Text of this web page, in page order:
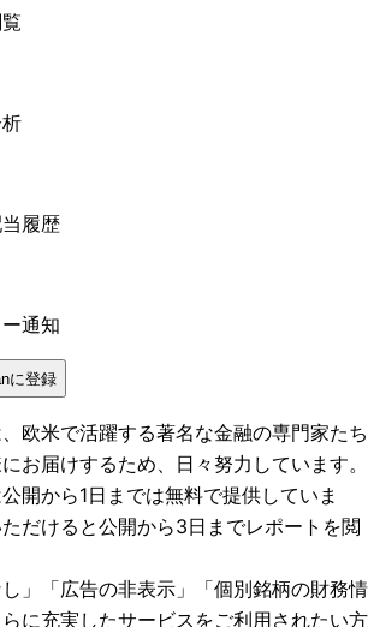
履歴
通知
に登録
欧米で活躍する著名な金融の専門家たち
お届けするため、日々努力しています。
公開から1日までは無料で提供していま
だけると公開から3日までレポートを閲
し」「広告の非表示」「個別銘柄の財務情
に充実したサービスをご利用されたい方